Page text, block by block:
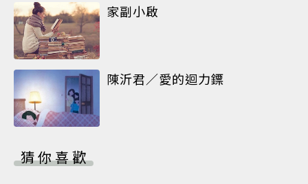
家副小啟
陳沂君／愛的迴力鏢
猜你喜歡